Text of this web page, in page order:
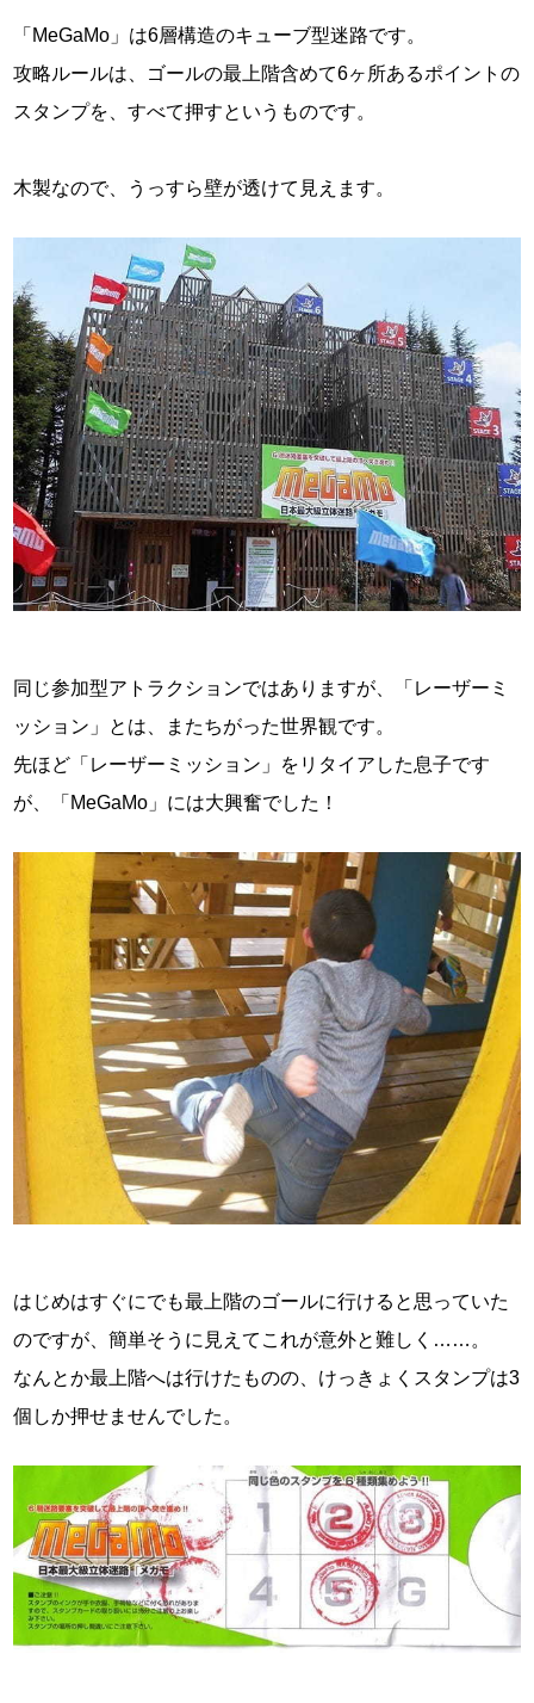
「MeGaMo」は6層構造のキューブ型迷路です。
攻略ルールは、ゴールの最上階含めて6ヶ所あるポイントの
スタンプを、すべて押すというものです。
木製なので、うっすら壁が透けて見えます。
同じ参加型アトラクションではありますが、「レーザーミ
ッション」とは、またちがった世界観です。
先ほど「レーザーミッション」をリタイアした息子です
が、「MeGaMo」には大興奮でした！
はじめはすぐにでも最上階のゴールに行けると思っていた
のですが、簡単そうに見えてこれが意外と難しく……。
なんとか最上階へは行けたものの、けっきょくスタンプは3
個しか押せませんでした。